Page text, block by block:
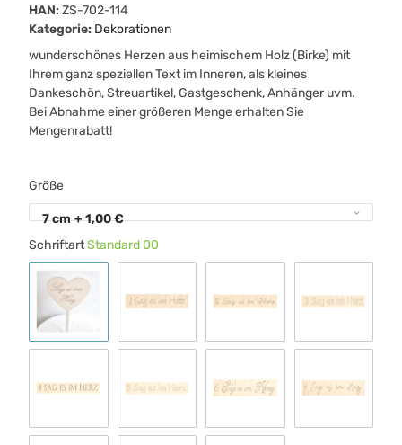
HAN: ZS-702-114
Kategorie: Dekorationen
wunderschönes Herzen aus heimischem Holz (Birke) mit
Ihrem ganz speziellen Text im Inneren, als kleines
Dankeschön, Streuartikel, Gastgeschenk, Anhänger uvm.
Bei Abnahme einer größeren Menge erhalten Sie
Mengenrabatt!
Größe
7 cm + 1,00 €
SchriftartStandard 00
Standard 00 Schrift 1 Schrift 2 Schrift 3
Schrift 4 Schrift 5 Schrift 6